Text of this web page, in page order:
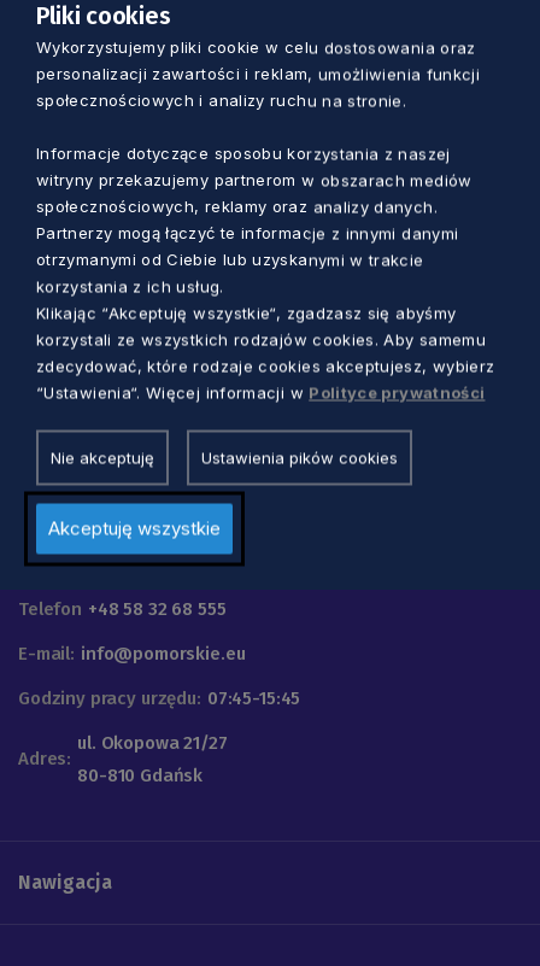
TURYSTYKA I SPORT
poza sezonem. Ambasadorką projektu
została Agnieszka Cegielska
Marcin Szumny 9 miesięcy temu
Urząd Marszałkowski
Województwa Pomorskiego
Telefon +48 58 32 68 555
E-mail: info@pomorskie.eu
Godziny pracy urzędu: 07:45-15:45
Adres:
ul. Okopowa 21/27
80-810 Gdańsk
Nawigacja
Pliki cookies
Wykorzystujemy pliki cookie w celu dostosowania oraz
personalizacji zawartości i reklam, umożliwienia funkcji
społecznościowych i analizy ruchu na stronie.
Informacje dotyczące sposobu korzystania z naszej
witryny przekazujemy partnerom w obszarach mediów
społecznościowych, reklamy oraz analizy danych.
Partnerzy mogą łączyć te informacje z innymi danymi
otrzymanymi od Ciebie lub uzyskanymi w trakcie
korzystania z ich usług.
Klikając “Akceptuję wszystkie“, zgadzasz się abyśmy
korzystali ze wszystkich rodzajów cookies. Aby samemu
zdecydować, które rodzaje cookies akceptujesz, wybierz
“Ustawienia“. Więcej informacji w Polityce prywatności
Nie akceptuję Ustawienia pików cookies
Akceptuję wszystkie